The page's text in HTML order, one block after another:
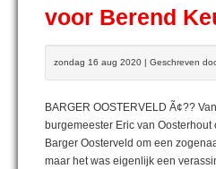
voor Berend
zondag 16 aug 2020 | Geschreven
BARGER OOSTERVELD Ã¢??
burgemeester Eric van
Barger Oosterveld om een
maar het was eigenlijk een